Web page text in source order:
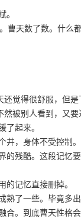
。
天数了数。什么
觉得很舒服，但是
被别人看到，又要
了起来。
井，身体不受控制。
残酷。这段记忆
记忆直接删掉。
了一些。毕竟多
。到底曹天性格会